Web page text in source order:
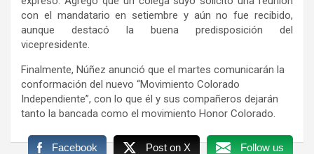
con el mandatario en setiembre y aún no fue recibido,
aunque destacó la buena predisposición del
vicepresidente.
Finalmente, Núñez anunció que el martes comunicarán la
conformación del nuevo “Movimiento Colorado
Independiente”, con lo que él y sus compañeros dejarán
tanto la bancada como el movimiento Honor Colorado.
Facebook Post on X Follow us